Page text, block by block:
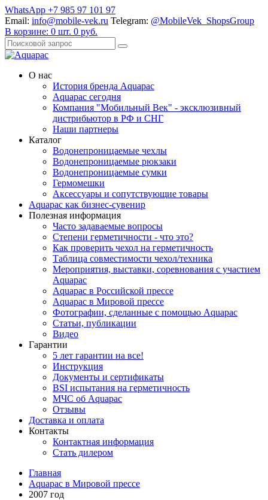
WhatsApp +7 985 97 101 97
Email: info@mobile-vek.ru Telegram: @MobileVek_ShopsGroup
В корзине: 0 шт. 0 руб.
О нас
История бренда Aquapac
Aquapac cегодня
Компания "Мобильный Век" - эксклюзивный
дистрибьютор в РФ и СНГ
Наши партнеры
Каталог
Водонепроницаемые чехлы
Водонепроницаемые рюкзаки
Водонепроницаемые сумки
Гермомешки
Аксессуары и сопутствующие товары
Aquapac как бизнес-сувенир
Полезная информация
Часто задаваемые вопросы
Степени герметичности - что это?
Как проверить чехол на герметичность
Таблица совместимости чехол/техника
Мероприятия, выставки, соревнования с участием
Aquapac
Aquapac в Российской прессе
Aquapac в Мировой прессе
Фотографии, сделанные с помощью Aquapac
Статьи, публикации
Видео
Гарантии
5 лет гарантии на все!
Инструкция
Документы и сертификаты
BSI испытания на герметичность
МЧС об Aquapac
Отзывы
Доставка и оплата
Контакты
Контактная информация
Стать дилером
Главная
Aquapac в Мировой прессе
2007 год